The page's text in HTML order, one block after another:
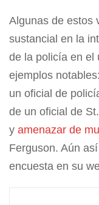
Algunas de estos
sustancial en la
de la policía en el
ejemplos
un oficial de
de un oficial de
y amenazar de
Ferguson. Aún
encuesta en su